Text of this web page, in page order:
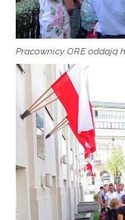
Pracownicy ORE oddają